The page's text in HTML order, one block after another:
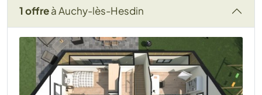
1 offreà Auchy-lès-Hesdin